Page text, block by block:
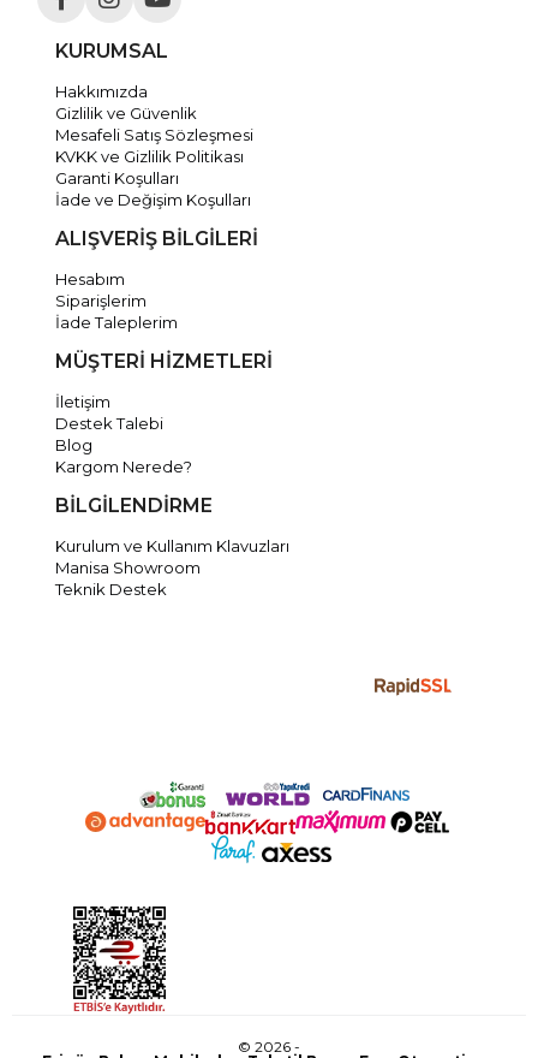
KURUMSAL
Hakkımızda
Gizlilik ve Güvenlik
Mesafeli Satış Sözleşmesi
KVKK ve Gizlilik Politikası
Garanti Koşulları
İade ve Değişim Koşulları
ALIŞVERİŞ BİLGİLERİ
Hesabım
Siparişlerim
İade Taleplerim
MÜŞTERİ HİZMETLERİ
İletişim
Destek Talebi
Blog
Kargom Nerede?
BİLGİLENDİRME
Kurulum ve Kullanım Klavuzları
Manisa Showroom
Teknik Destek
© 2026 -